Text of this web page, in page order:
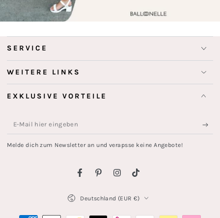
SERVICE
WEITERE LINKS
EXKLUSIVE VORTEILE
E-
Mail
Melde dich zum Newsletter an und verapsse keine Angebote!
FacebookPinterestInstagram
TikTok
Deutschland (EUR €)